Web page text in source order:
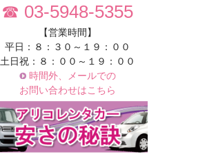
☎ 03-5948-5355
【営業時間】
平日：８：３０～１９：００
土日祝：８：００～１９：００
時間外、メールでの
お問い合わせはこちら